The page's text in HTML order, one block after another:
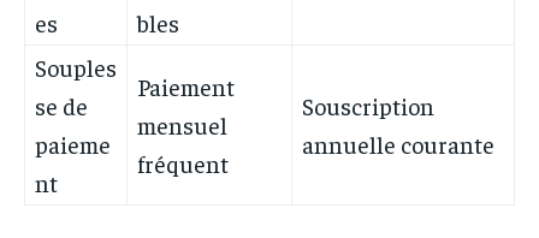
es
bles
Souples
se de
paieme
nt
Paiement
mensuel
fréquent
Souscription
annuelle courante